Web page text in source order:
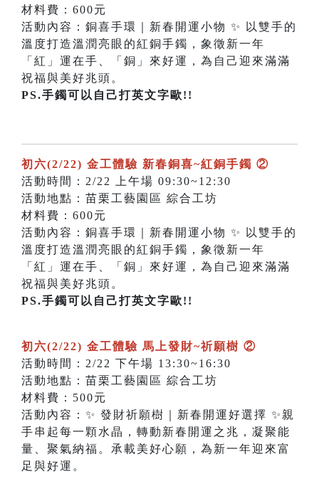
材料費：600元
活動內容：銅喜手環｜新春開運小物 ✨ 以雙手的
溫度打造溫潤亮眼的紅銅手鐲，象徵新一年
「紅」運在手、「銅」來好運，為自己迎來滿滿
祝福與美好兆頭。
PS.手鐲可以自己打英文字歐!!
初六(2/22) 金工體驗 新春銅喜~紅銅手鐲 ②
活動時間：2/22 上午場 09:30~12:30
活動地點：苗栗工藝園區 綜合工坊
材料費：600元
活動內容：銅喜手環｜新春開運小物 ✨ 以雙手的
溫度打造溫潤亮眼的紅銅手鐲，象徵新一年
「紅」運在手、「銅」來好運，為自己迎來滿滿
祝福與美好兆頭。
PS.手鐲可以自己打英文字歐!!
初六(2/22) 金工體驗 馬上發財~祈願樹 ②
活動時間：2/22 下午場 13:30~16:30
活動地點：苗栗工藝園區 綜合工坊
材料費：500元
活動內容：✨ 發財祈願樹｜新春開運好選擇 ✨親
手串起每一顆水晶，轉動新春開運之兆，凝聚能
量、聚氣納福。承載美好心願，為新一年迎來富
足與好運。